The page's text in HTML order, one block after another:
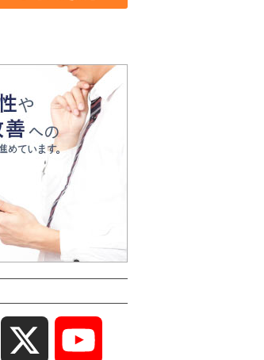
Instagram